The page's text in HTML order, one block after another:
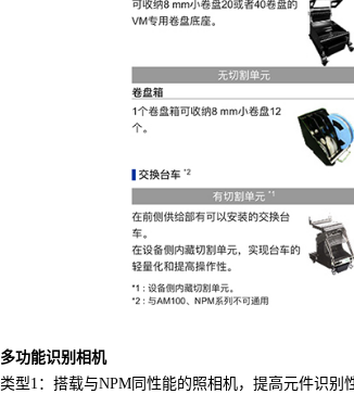
多功能识别相机
类型1：搭载与NPM同性能的照相机，提高元件识别